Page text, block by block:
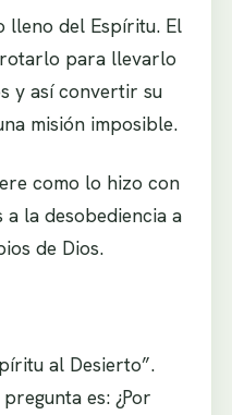
lleno del Espíritu. El
para llevarlo
y así convertir su
misión imposible.
como lo hizo con
la desobediencia a
de Dios.
al Desierto”.
es: ¿Por